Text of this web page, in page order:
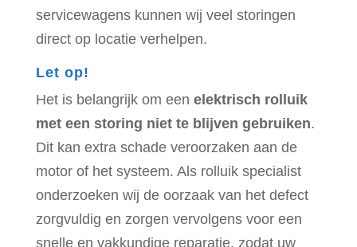
servicewagens kunnen wij veel storingen
direct op locatie verhelpen.
Let op!
Het is belangrijk om een elektrisch rolluik
met een storing niet te blijven gebruiken.
Dit kan extra schade veroorzaken aan de
motor of het systeem. Als rolluik specialist
onderzoeken wij de oorzaak van het defect
zorgvuldig en zorgen vervolgens voor een
snelle en vakkundige reparatie, zodat uw